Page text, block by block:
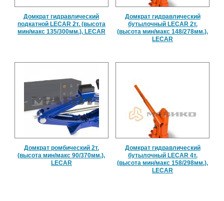
Домкрат гидравлический
подкатной LECAR 2т. (высота
мин/макс 135/300мм.), LECAR
Домкрат гидравлический
бутылочный LECAR 2т.
(высота мин/макс 148/278мм.),
LECAR
Домкрат ромбический 2т.
(высота мин/макс 90/370мм.),
LECAR
Домкрат гидравлический
бутылочный LECAR 4т.
(высота мин/макс 158/298мм.),
LECAR